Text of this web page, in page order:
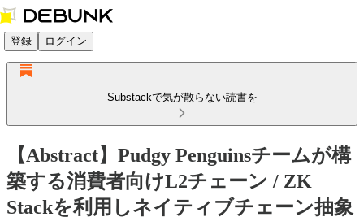
登録 ログイン
Substackで気が散らない読書を
【Abstract】Pudgy Penguinsチームが構
築する消費者向けL2チェーン / ZK
Stackを利用しネイティブチェーン抽象